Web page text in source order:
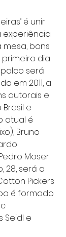
é unir
experiência
mesa, bons
primeiro dia
palco será
em 2011, a
autorais e
e
atual é
Bruno
Moser
28, será a
Pickers
é formado
Seidl e